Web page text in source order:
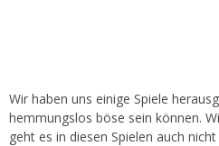
Wir haben uns einige Spiele
hemmungslos böse sein können.
geht es in diesen Spielen auch